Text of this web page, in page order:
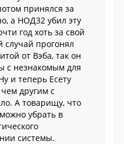
принялся за
а НОД32 убил эту
год хоть за свой
случай прогонял
от Вэба, так он
с незнакомым для
и теперь Есету
другим с
А товарищу, что
убрать в
системы.